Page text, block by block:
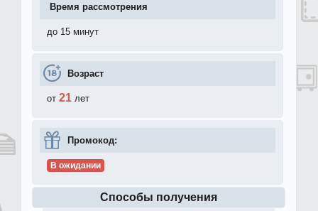
Время рассмотрения
до 15 минут
Возраст
от 21 лет
Промокод:
В ожидании
Способы получения